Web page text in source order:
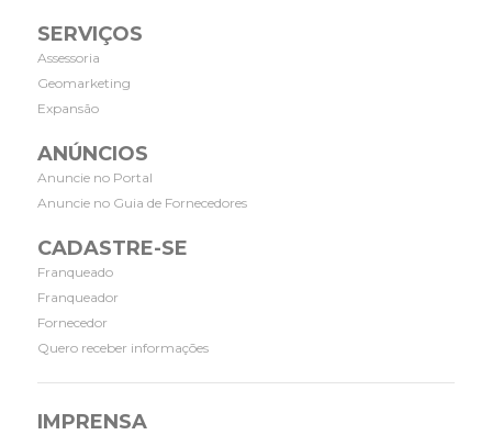
SERVIÇOS
Assessoria
Geomarketing
Expansão
ANÚNCIOS
Anuncie no Portal
Anuncie no Guia de Fornecedores
CADASTRE-SE
Franqueado
Franqueador
Fornecedor
Quero receber informações
IMPRENSA